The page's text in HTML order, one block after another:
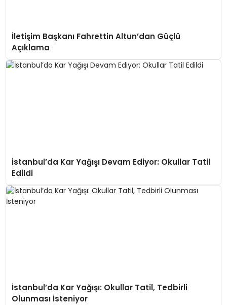
İletişim Başkanı Fahrettin Altun’dan Güçlü
Açıklama
İstanbul’da Kar Yağışı Devam Ediyor: Okullar Tatil
Edildi
İstanbul’da Kar Yağışı: Okullar Tatil, Tedbirli
Olunması İsteniyor